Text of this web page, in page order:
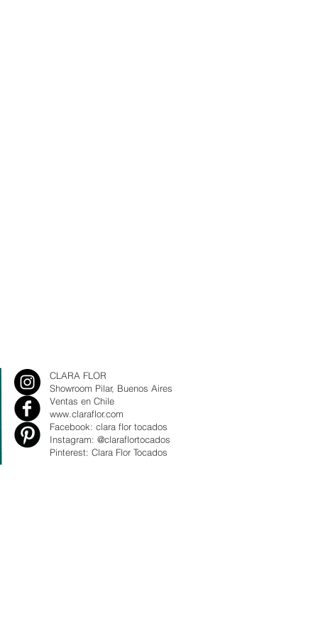
CLARA FLOR
Showroom Pilar, Buenos Aires
Ventas en Chile
www.claraflor.com
Facebook: clara flor tocados
Instagram: @claraflortocados
Pinterest: Clara Flor Tocados